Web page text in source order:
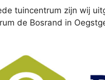
tuincentrum zijn wij
de Bosrand in